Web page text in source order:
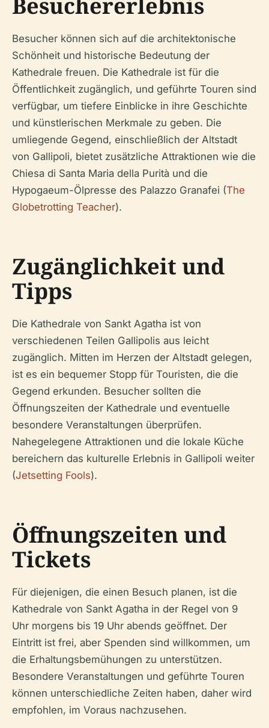
Besucher können sich auf die architektonische
Schönheit und historische Bedeutung der
Kathedrale freuen. Die Kathedrale ist für die
Öffentlichkeit zugänglich, und geführte Touren sind
verfügbar, um tiefere Einblicke in ihre Geschichte
und künstlerischen Merkmale zu geben. Die
umliegende Gegend, einschließlich der Altstadt
von Gallipoli, bietet zusätzliche Attraktionen wie die
Chiesa di Santa Maria della Purità und die
Hypogaeum-Ölpresse des Palazzo Granafei (The
Globetrotting Teacher).
Zugänglichkeit und
Tipps
Die Kathedrale von Sankt Agatha ist von
verschiedenen Teilen Gallipolis aus leicht
zugänglich. Mitten im Herzen der Altstadt gelegen,
ist es ein bequemer Stopp für Touristen, die die
Gegend erkunden. Besucher sollten die
Öffnungszeiten der Kathedrale und eventuelle
besondere Veranstaltungen überprüfen.
Nahegelegene Attraktionen und die lokale Küche
bereichern das kulturelle Erlebnis in Gallipoli weiter
(Jetsetting Fools).
Öffnungszeiten und
Tickets
Für diejenigen, die einen Besuch planen, ist die
Kathedrale von Sankt Agatha in der Regel von 9
Uhr morgens bis 19 Uhr abends geöffnet. Der
Eintritt ist frei, aber Spenden sind willkommen, um
die Erhaltungsbemühungen zu unterstützen.
Besondere Veranstaltungen und geführte Touren
können unterschiedliche Zeiten haben, daher wird
empfohlen, im Voraus nachzusehen.